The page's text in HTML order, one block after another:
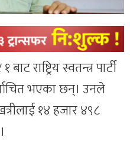
राष्ट्रिय स्वतन्त्र पार्टी
भएका छन्। उनले
१४ हजार ४९८